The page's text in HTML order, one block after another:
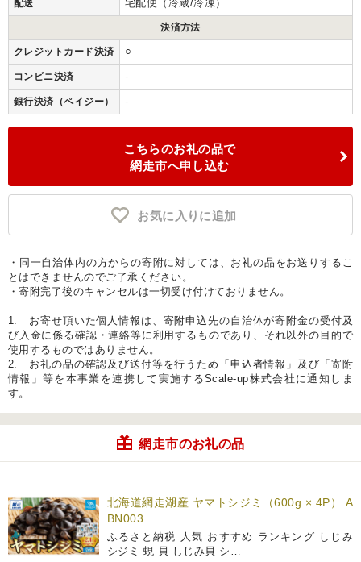
配送 宅配便（冷蔵/冷凍）
決済方法
クレジットカード決済 ○
コンビニ決済 -
銀行決済（ペイジー） -
こちらのお礼の品で
網走市へ申し込む
お気に入りに追加
・同一自治体内の方からの寄附に対しては、お礼の品をお送りするこ
とはできませんのでご了承ください。
・寄附完了後のキャンセルは一切受け付けておりません。
1. お寄せ頂いた個人情報は、寄附申込先の自治体が寄附金の受付及
び入金に係る確認・連絡等に利用するものであり、それ以外の目的で
使用するものではありません。
2. お礼の品の確認及び送付等を行うため「申込者情報」及び「寄附
情報」等を本事業を連携して実施するScale-up株式会社に通知しま
す。
網走市のお礼の品
北海道網走湖産 ヤマトシジミ（600g × 4P） A
BN003
ふるさと納税 人気 おすすめ ランキング しじみ
シジミ 蜆 貝 しじみ貝 シ…